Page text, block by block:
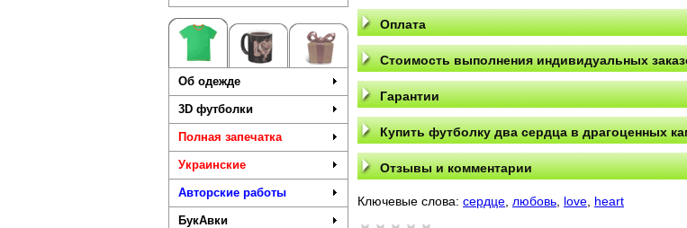
Об одежде
3D футболки
Полная запечатка
Украинские
Авторские работы
БукАвки
Оплата
Стоимость выполнения индивидуальных
Гарантии
Купить футболку два сердца в драгоценных
Отзывы и комментарии
Ключевые слова: сердце любовь love heart